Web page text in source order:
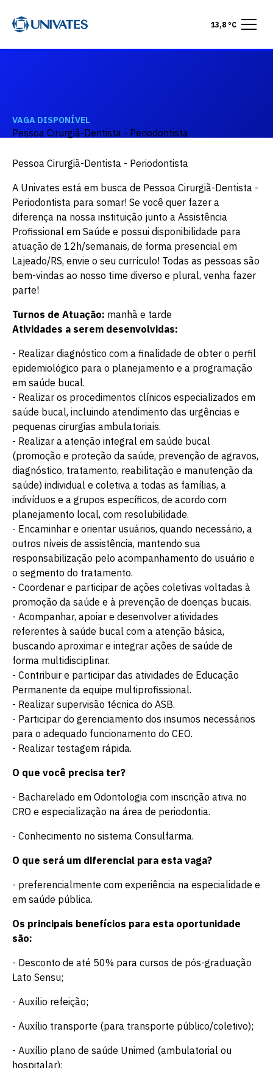
13,8 °C
VAGA DISPONÍVEL
Pessoa Cirurgiã-Dentista - Periodontista
Pessoa Cirurgiã-Dentista - Periodontista
A Univates está em busca de Pessoa Cirurgiã-Dentista -
Periodontista para somar! Se você quer fazer a
diferença na nossa instituição junto a Assistência
Profissional em Saúde e possui disponibilidade para
atuação de 12h/semanais, de forma presencial em
Lajeado/RS, envie o seu currículo! Todas as pessoas são
bem-vindas ao nosso time diverso e plural, venha fazer
parte!
Turnos de Atuação: manhã e tarde
Atividades a serem desenvolvidas:
- Realizar diagnóstico com a finalidade de obter o perfil
epidemiológico para o planejamento e a programação
em saúde bucal.
- Realizar os procedimentos clínicos especializados em
saúde bucal, incluindo atendimento das urgências e
pequenas cirurgias ambulatoriais.
- Realizar a atenção integral em saúde bucal
(promoção e proteção da saúde, prevenção de agravos,
diagnóstico, tratamento, reabilitação e manutenção da
saúde) individual e coletiva a todas as famílias, a
indivíduos e a grupos específicos, de acordo com
planejamento local, com resolubilidade.
- Encaminhar e orientar usuários, quando necessário, a
outros níveis de assistência, mantendo sua
responsabilização pelo acompanhamento do usuário e
o segmento do tratamento.
- Coordenar e participar de ações coletivas voltadas à
promoção da saúde e à prevenção de doenças bucais.
- Acompanhar, apoiar e desenvolver atividades
referentes à saúde bucal com a atenção básica,
buscando aproximar e integrar ações de saúde de
forma multidisciplinar.
- Contribuir e participar das atividades de Educação
Permanente da equipe multiprofissional.
- Realizar supervisão técnica do ASB.
- Participar do gerenciamento dos insumos necessários
para o adequado funcionamento do CEO.
- Realizar testagem rápida.
O que você precisa ter?
- Bacharelado em Odontologia com inscrição ativa no
CRO e especialização na área de periodontia.
- Conhecimento no sistema Consulfarma.
O que será um diferencial para esta vaga?
- preferencialmente com experiência na especialidade e
em saúde pública.
Os principais benefícios para esta oportunidade
são:
- Desconto de até 50% para cursos de pós-graduação
Lato Sensu;
- Auxílio refeição;
- Auxílio transporte (para transporte público/coletivo);
- Auxílio plano de saúde Unimed (ambulatorial ou
hospitalar);